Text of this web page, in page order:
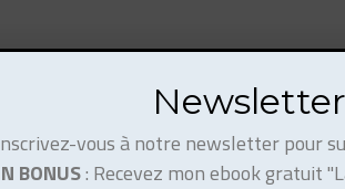
Newsletter
vous à notre newsletter pour
BONUS: Recevez mon ebook gratuit